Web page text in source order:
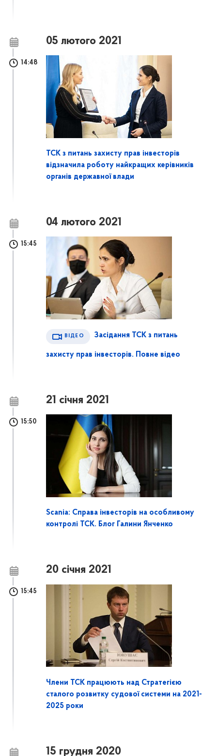
05 лютого 2021
14:48
ТСК з питань захисту прав інвесторів
відзначила роботу найкращих керівників
органів державної влади
04 лютого 2021
15:45
ВІДЕО Засідання ТСК з питань
захисту прав інвесторів. Повне відео
21 січня 2021
15:50
Scania: Справа інвесторів на особливому
контролі ТСК. Блог Галини Янченко
20 січня 2021
15:45
Члени ТСК працюють над Стратегією
сталого розвитку судової системи на 2021-
2025 роки
15 грудня 2020